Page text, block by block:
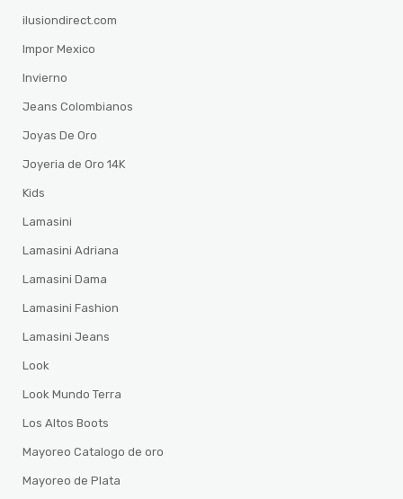
ilusiondirect.com
Impor Mexico
Invierno
Jeans Colombianos
Joyas De Oro
Joyeria de Oro 14K
Kids
Lamasini
Lamasini Adriana
Lamasini Dama
Lamasini Fashion
Lamasini Jeans
Look
Look Mundo Terra
Los Altos Boots
Mayoreo Catalogo de oro
Mayoreo de Plata